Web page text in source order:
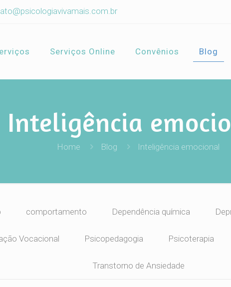
Serviços Online Convênios Blog
Inteligência
Home Blog Inteligência emocional
comportamento Dependência química
Vocacional Psicopedagogia Psicoterapia
Transtorno de Ansiedade